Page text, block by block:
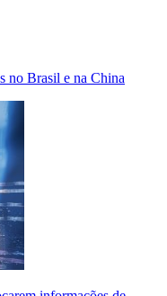
no Brasil e na China